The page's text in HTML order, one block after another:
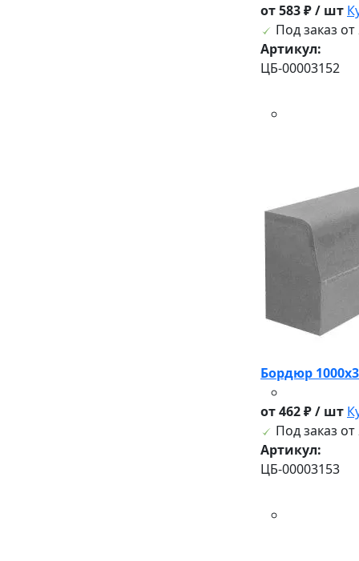
от 583 ₽ / шт
Под заказ от
Артикул:
ЦБ-00003152
Бордюр
от 462 ₽ / шт
Под заказ от
Артикул:
ЦБ-00003153